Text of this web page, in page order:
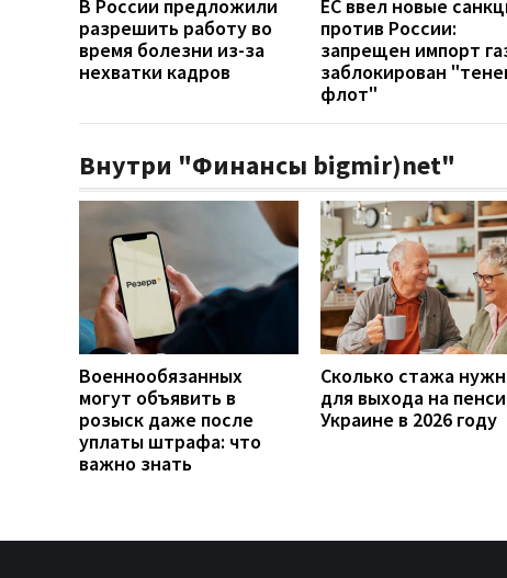
В России предложили
разрешить работу во
время болезни из-за
нехватки кадров
ЕС ввел новые
против России:
запрещен импорт
заблокирован
флот"
Внутри "Финансы bigmir)net"
Военнообязанных
могут объявить в
розыск даже после
уплаты штрафа: что
важно знать
Сколько стажа
для выхода на
Украине в 2026 году